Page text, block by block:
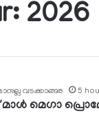
2026
വടക്കാങ്ങര 5
മെഗാ